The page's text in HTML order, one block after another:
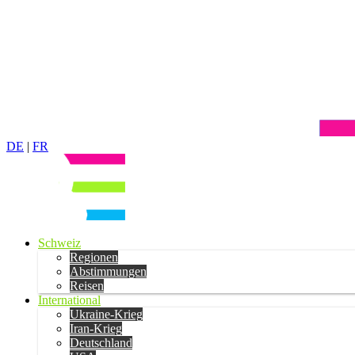
DE | FR
Schweiz
Regionen
Abstimmungen
Reisen
International
Ukraine-Krieg
Iran-Krieg
Deutschland